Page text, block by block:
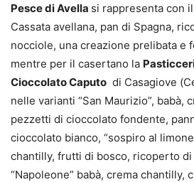
Pesce di Avella si rappresenta con
Cassata avellana, pan di Spagna,
nocciole, una creazione prelibata e
mentre per il casertano la
Cioccolato Caputo di Casagiove
nelle varianti “San Maurizio”, babà,
pezzetti di cioccolato fondente,
cioccolato bianco, “sospiro al
chantilly, frutti di bosco, ricoperto
“Napoleone” babà, crema chantilly,